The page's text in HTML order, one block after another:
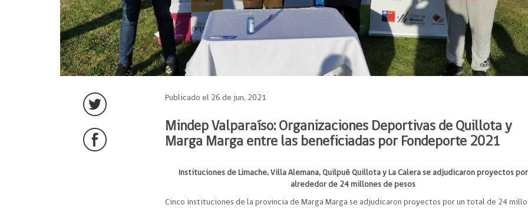
Publicado el 26 de jun, 2021
Mindep Valparaíso: Organizaciones Deportivas de Quillota y
Marga Marga entre las beneficiadas por Fondeporte 2021
Instituciones de Limache, Villa Alemana, Quilpué Quillota y La Calera se adjudicaron proyectos por
alrededor de 24 millones de pesos
Cinco instituciones de la provincia de Marga Marga se adjudicaron proyectos por un total de 24